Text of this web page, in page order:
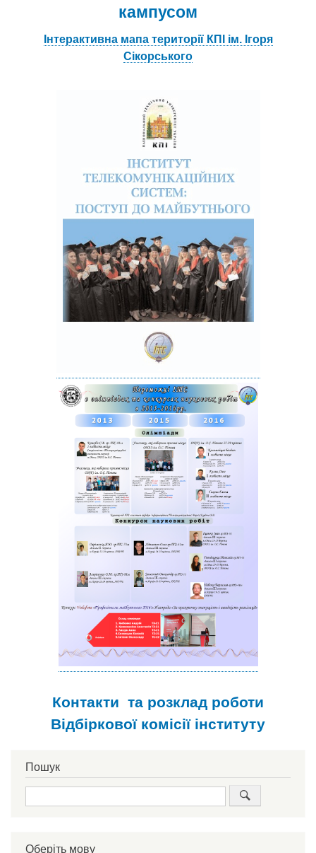
кампусом
Інтерактивна мапа території КПІ ім. Ігоря
Сікорського
Контакти та розклад роботи
Відбіркової комісії інституту
Пошук
Пошук
Оберіть мову